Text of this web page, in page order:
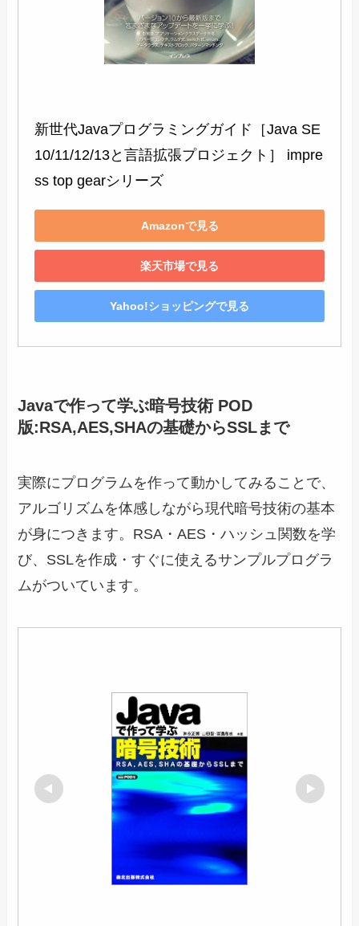
新世代Javaプログラミングガイド［Java SE
10/11/12/13と言語拡張プロジェクト］ impre
ss top gearシリーズ
Amazonで見る
楽天市場で見る
Yahoo!ショッピングで見る
Javaで作って学ぶ暗号技術 POD
版:RSA,AES,SHAの基礎からSSLまで
実際にプログラムを作って動かしてみることで、
アルゴリズムを体感しながら現代暗号技術の基本
が身につきます。RSA・AES・ハッシュ関数を学
び、SSLを作成・すぐに使えるサンプルプログラ
ムがついています。